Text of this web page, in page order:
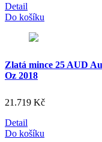
Detail
Do košíku
Zlatá mince 25 AUD
Oz 2018
21.719 Kč
Detail
Do košíku